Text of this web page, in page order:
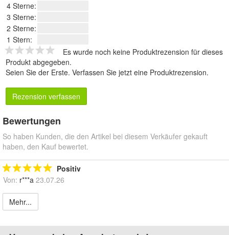
4 Sterne:
3 Sterne:
2 Sterne:
1 Stern:
Es wurde noch keine Produktrezension für dieses
Produkt abgegeben.
Seien Sie der Erste. Verfassen Sie jetzt eine Produktrezension.
Rezension verfassen
Bewertungen
So haben Kunden, die den Artikel bei diesem Verkäufer gekauft
haben, den Kauf bewertet.
Positiv
Von: r***a 23.07.26
Mehr...